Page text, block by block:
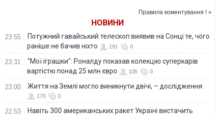
Правила коментування ! »
НОВИНИ
23:55
Потужний гавайський телескоп виявив на Сонці те, чого
раніше не бачив ніхто
191 0
23:31
"Мої іграшки": Роналду показав колекцію суперкарів
вартістю понад 25 млн євро
105 0
23:00 Життя на Землі могло виникнути двічі, – дослідження
170 0
22:53
Навіть 300 американських ракет Україні вистачить